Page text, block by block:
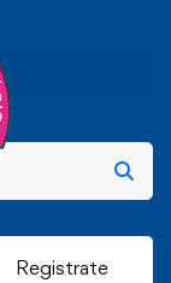
Registrate